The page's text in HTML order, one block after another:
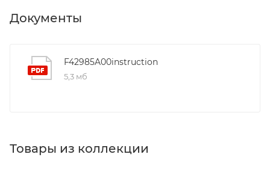
Документы
F42985A00instruction
5,3 мб
Товары из коллекции